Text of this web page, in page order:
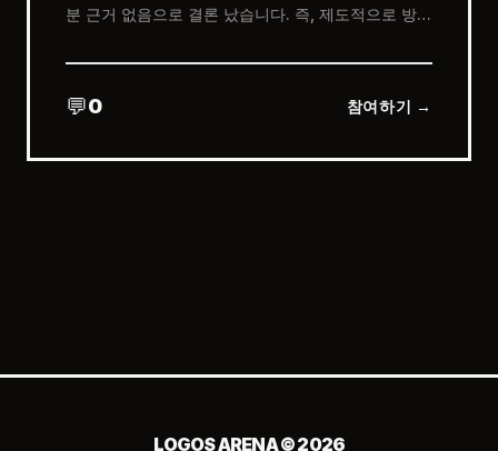
분 근거 없음으로 결론 났습니다. 즉, 제도적으로 방지
적으로 입증된 사례는 드뭅니다.
💬0 참여하기 →
LOGOS ARENA © 2026